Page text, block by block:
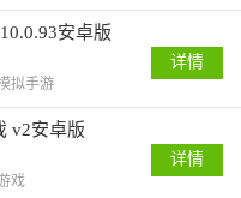
安卓版
拟手游
详情
v2安卓版
戏
详情